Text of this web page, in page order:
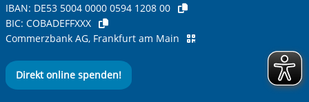
IBAN: DE53 5004 0000 0594 1208 00
BIC: COBADEFFXXX
Commerzbank AG, Frankfurt am Main
Direkt online spenden!